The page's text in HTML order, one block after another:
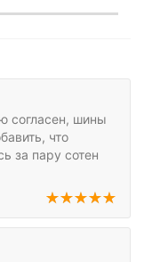
согласен, шины
что
за пару сотен